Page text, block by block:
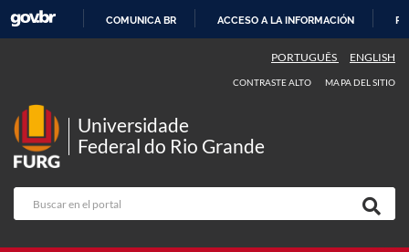
CONTENIDO
COMUNICA BR ACCESO A LA INFORMACIÓN
PORTUGUÊS ENGLISH
CONTRASTE ALTO MAPA DEL SITIO
Universidade
Federal do Rio Grande